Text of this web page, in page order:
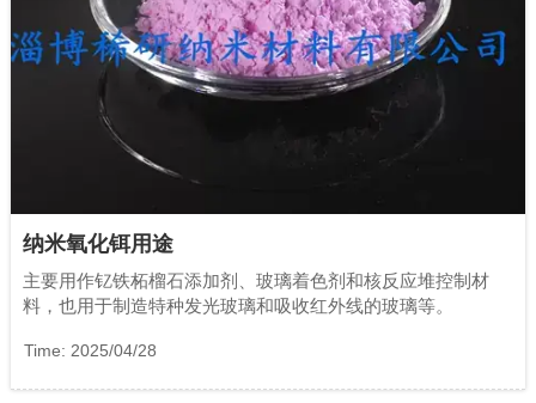
纳米氧化铒用途
主要用作钇铁柘榴石添加剂、玻璃着色剂和核反应堆控制材
料，也用于制造特种发光玻璃和吸收红外线的玻璃等。
Time: 2025/04/28